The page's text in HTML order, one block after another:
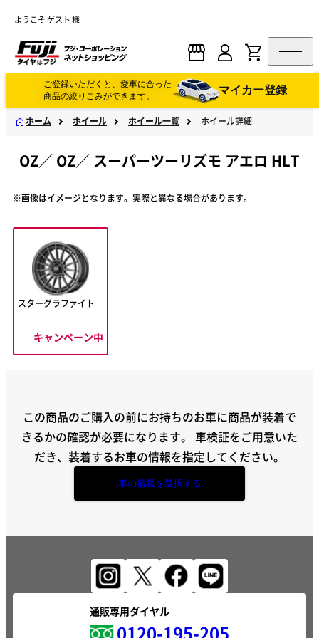
ようこそ ゲスト 様
ご登録いただくと、愛車に合った
商品の絞りこみができます。
マイカー登録
ホーム ホイール ホイール一覧 ホイール詳細
OZ／ OZ／ スーパーツーリズモ アエロ HLT
※画像はイメージとなります。実際と異なる場合があります。
スターグラファイト
キャンペーン中
この商品のご購入の前にお持ちのお車に商品が装着で
きるかの確認が必要になります。 車検証をご用意いた
だき、装着するお車の情報を指定してください。
車の情報を選択する
通販専用ダイヤル